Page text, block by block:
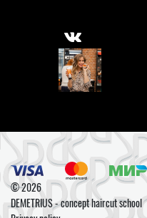
© 2026
DEMETRIUS - concept haircut school